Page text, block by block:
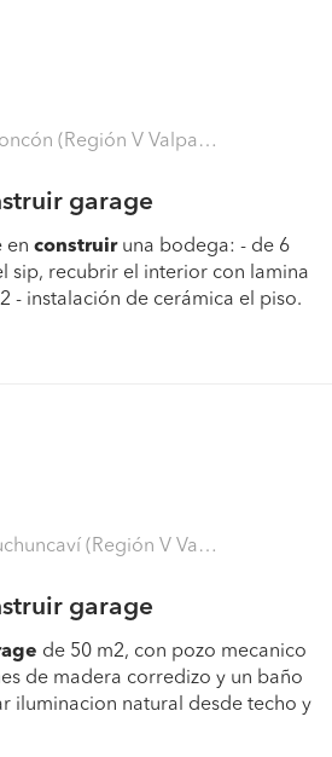
(Región V Valparaíso - Valparaíso)
garage
en construiruna bodega: - de 6
sip, recubrir el interior con lamina
- instalación de cerámica el piso.
(Región V Valparaíso - Valparaíso)
garage
de 50 m2, con pozo mecanico
de madera corredizo y un baño
iluminacion natural desde techo y